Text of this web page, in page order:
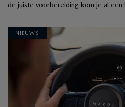
de juiste voorbereiding kom je al
NIEUWS